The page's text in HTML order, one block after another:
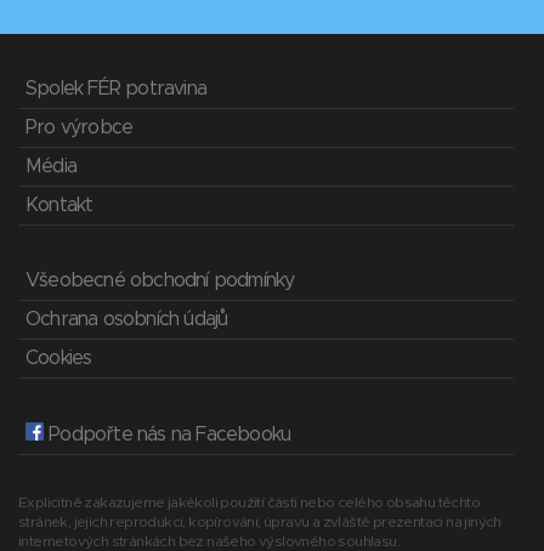
Spolek FÉR potravina
Pro výrobce
Média
Kontakt
Všeobecné obchodní podmínky
Ochrana osobních údajů
Cookies
Podpořte nás na Facebooku
Explicitně zakazujeme jakékoli použití části nebo celého obsahu těchto
stránek, jejich reprodukci, kopírování, úpravu a zvláště prezentaci na jiných
internetových stránkách bez našeho výslovného souhlasu.